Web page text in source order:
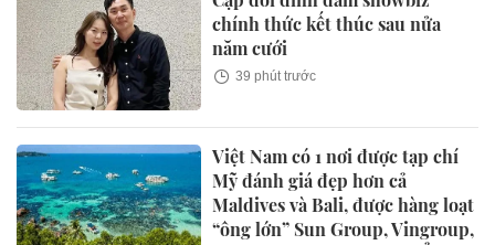
chính thức kết thúc sau nửa
năm cưới
39 phút trước
Việt Nam có 1 nơi được tạp chí
Mỹ đánh giá đẹp hơn cả
Maldives và Bali, được hàng loạt
“ông lớn” Sun Group, Vingroup,